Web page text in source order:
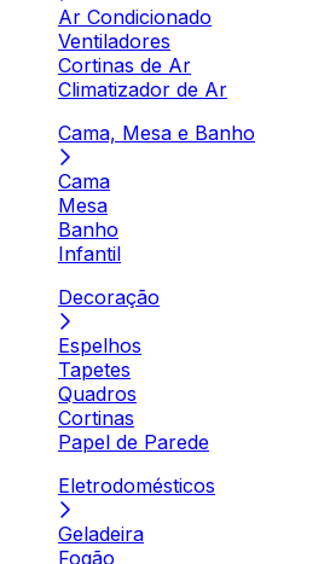
Ar Condicionado
Ventiladores
Cortinas de Ar
Climatizador de Ar
Cama, Mesa e Banho
Cama
Mesa
Banho
Infantil
Decoração
Espelhos
Tapetes
Quadros
Cortinas
Papel de Parede
Eletrodomésticos
Geladeira
Fogão